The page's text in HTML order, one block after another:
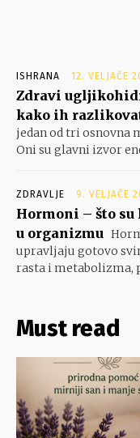
ISHRANA 12. VELJAČE
Zdravi
kako ih
jedan od tri osnovna
Oni su glavni izvor
ZDRAVLJE 9. VELJAČE
Hormoni – što
u organizmu
upravljaju gotovo
rasta i metabolizma,
Must read